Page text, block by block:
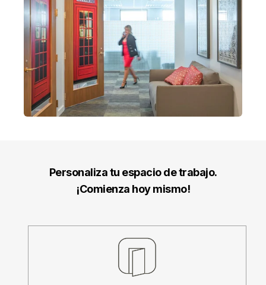
Personaliza tu espacio de trabajo.
¡Comienza hoy mismo!